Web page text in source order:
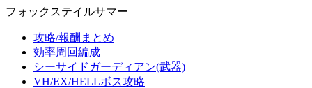
フォックステイルサマー
攻略/報酬まとめ
効率周回編成
シーサイドガーディアン(武器)
VH/EX/HELLボス攻略